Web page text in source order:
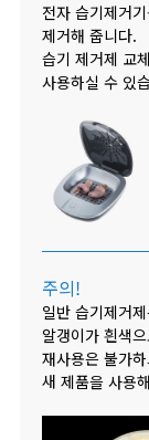
전자 습기제거
제거해 줍니다.
습기 제거제 교
사용하실 수 있
주의!
일반 습기제거
알갱이가 흰색
재사용은 불가
새 제품을 사용